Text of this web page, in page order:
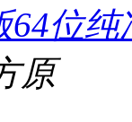
64位